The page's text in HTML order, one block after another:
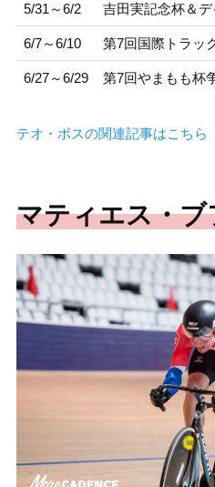
5/31～6/2 吉田実記念杯＆
6/7～6/10 第7回国際トラッ
6/27～6/29 第7回やまもも杯
テオ・ボスの関連記事はこちら
マティエス・ブ